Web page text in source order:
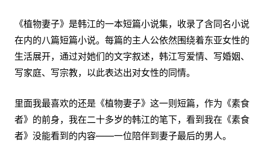
《植物妻子》是韩江的一本短篇小说集，收录了含同名小说
在内的八篇短篇小说。每篇的主人公依然围绕着东亚女性的
生活展开，通过对她们的文字叙述，韩江写爱情、写婚姻、
写家庭、写宗教，以此表达出对女性的同情。
里面我最喜欢的还是《植物妻子》这一则短篇，作为《素食
者》的前身，我在二十多岁的韩江的笔下，看到我在《素食
者》没能看到的内容——一位陪伴到妻子最后的男人。